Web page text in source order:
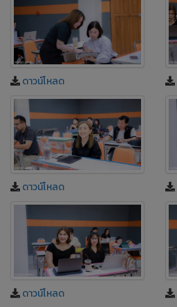
ดาวน์โหลด
ดาวน์โหลด
ดาวน์โหลด